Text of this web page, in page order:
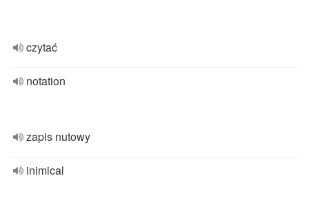
czytać
notation
zapis nutowy
inimical